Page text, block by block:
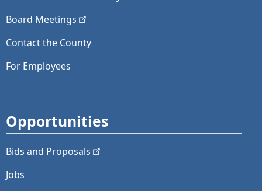
Board Meetings
Contact the County
For Employees
Opportunities
Bids and Proposals
Jobs